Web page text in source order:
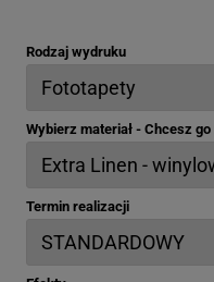
Rodzaj wydruku
Wybierz materiał - Chcesz
Termin realizacji